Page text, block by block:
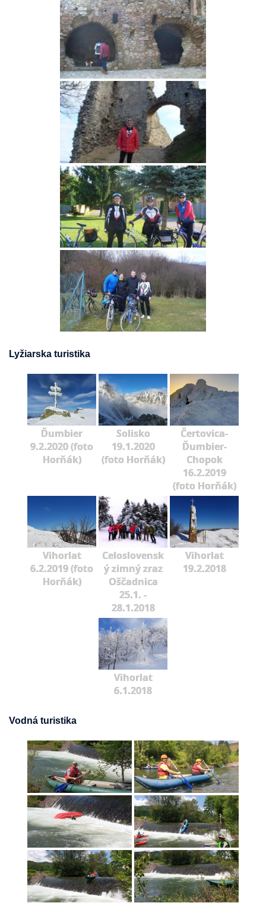
Lyžiarska turistika
Ďumbier
9.2.2020 (foto
Horňák)
Solisko
19.1.2020
(foto Horňák)
Čertovica-
Ďumbier-
Chopok
16.2.2019
(foto Horňák)
Vihorlat
6.2.2019 (foto
Horňák)
Celoslovensk
ý zimný zraz
Oščadnica
25.1. -
28.1.2018
Vihorlat
19.2.2018
Vihorlat
6.1.2018
Vodná turistika